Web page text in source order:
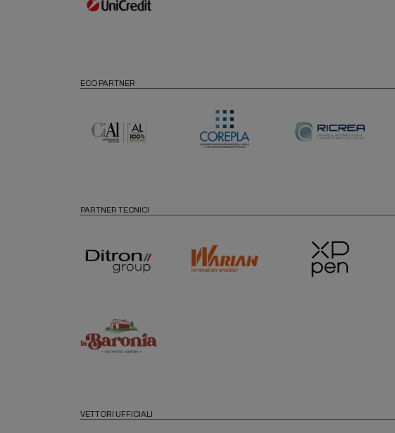
ECO PARTNER
PARTNER TECNICI
VETTORI UFFICIALI